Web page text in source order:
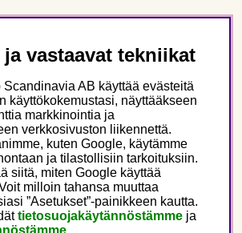
ja vastaavat tekniikat
Scandinavia AB käyttää evästeitä
käyttökokemustasi, näyttääkseen
markkinointia ja
verkkosivuston liikennettä.
kuten Google, käytämme
ja tilastollisiin tarkoituksiin.
siitä, miten Google käyttää
milloin tahansa muuttaa
”Asetukset”-painikkeen kautta.
tietosuojakäytännöstämme ja